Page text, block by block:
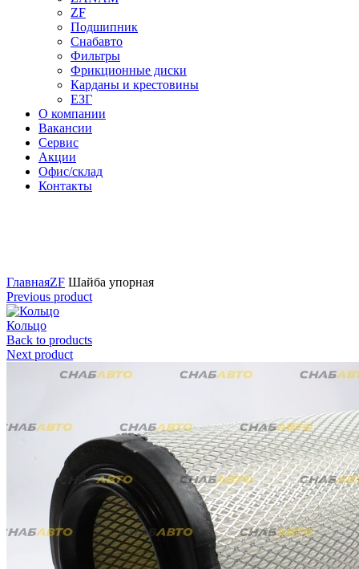
ZF
Подшипник
Снабавто
Фильтры
Фрикционные диски
Карданы и крестовины
ЕЗГ
О компании
Вакансии
Сервис
Акции
Офис/склад
Контакты
ГлавнаяZF Шайба упорная
Previous product
Кольцо
Back to products
Next product